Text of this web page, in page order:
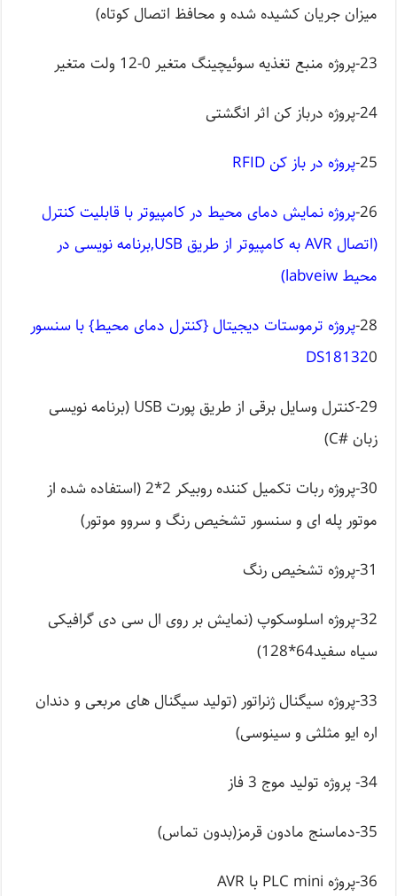
میزان جریان کشیده شده و محافظ اتصال کوتاه)
23-پروژه منبع تغذیه سوئیچینگ متغیر 0-12 ولت متغیر
24-پروژه درباز کن اثر انگشتی
25-پروژه در باز کن RFID
26-پروژه نمایش دمای محیط در کامپیوتر با قابلیت کنترل
(اتصال AVR به کامپیوتر از طریق USB,برنامه نویسی در
محیط labveiw)
28-پروژه ترموستات دیجیتال {کنترل دمای محیط} با سنسور
DS181320
29-کنترل وسایل برقی از طریق پورت USB (برنامه نویسی
زبان #C)
30-پروژه ربات تکمیل کننده روبیکر 2*2 (استفاده شده از
موتور پله ای و سنسور تشخیص رنگ و سروو موتور)
31-پروژه تشخیص رنگ
32-پروژه اسلوسکوپ (نمایش بر روی ال سی دی گرافیکی
سیاه سفید64*128)
33-پروژه سیگنال ژنراتور (تولید سیگنال های مربعی و دندان
اره ایو مثلثی و سینوسی)
34- پروژه تولید موج 3 فاز
35-دماسنج مادون قرمز(بدون تماس)
36-پروژه PLC mini با AVR